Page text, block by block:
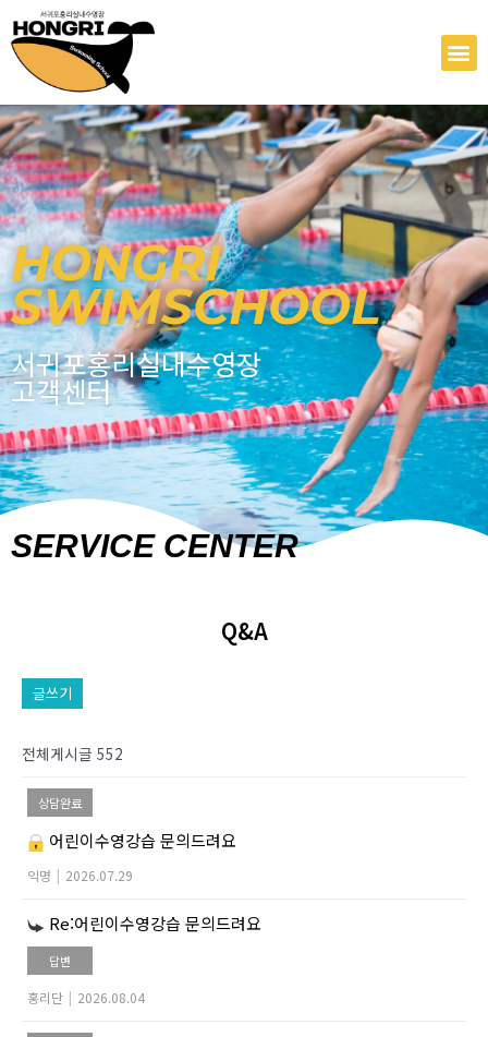
텐
건
너
뛰
기
HONGRI
SWIMSCHOOL
서귀포홍리실내수영장
고객센터
SERVICE CENTER
Q&A
글쓰기
전체게시글 552
상담완료
어린이수영강습 문의드려요
익명 | 2026.07.29
Re:어린이수영강습 문의드려요
답변
홍리단 | 2026.08.04